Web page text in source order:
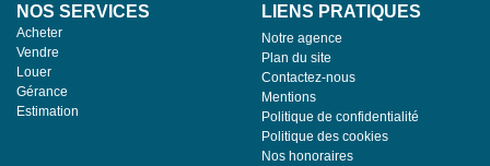
NOS SERVICES
Acheter
Vendre
Louer
Gérance
Estimation
LIENS PRATIQUES
Notre agence
Plan du site
Contactez-nous
Mentions
Politique de confidentialité
Politique des cookies
Nos honoraires